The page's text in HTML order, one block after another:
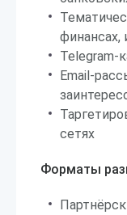
финансах,
Telegram-
Email-
сетях
Форматы